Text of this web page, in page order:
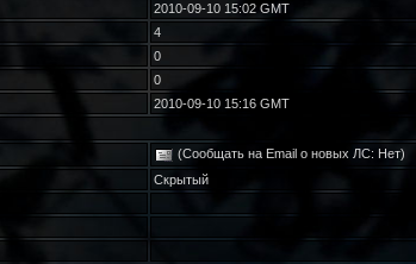
2010-09-10 15:02 GMT
4
0
0
2010-09-10 15:16 GMT
(Сообщать на Email о новых ЛС: Нет)
Скрытый